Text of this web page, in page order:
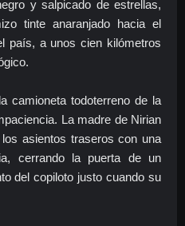
y salpicado de estrellas,
tinte anaranjado hacia el
país, a unos cien kilómetros
camioneta todoterreno de la
La madre de Nirian
asientos traseros con una
cerrando la puerta de un
del copiloto justo cuando su